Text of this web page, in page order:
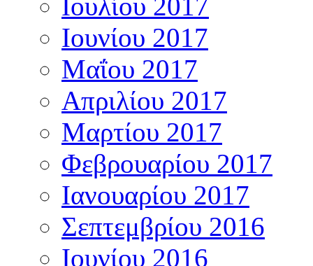
Ιουνίου 2017
Μαΐου 2017
Απριλίου 2017
Μαρτίου 2017
Φεβρουαρίου 2017
Ιανουαρίου 2017
Σεπτεμβρίου 2016
Ιουνίου 2016